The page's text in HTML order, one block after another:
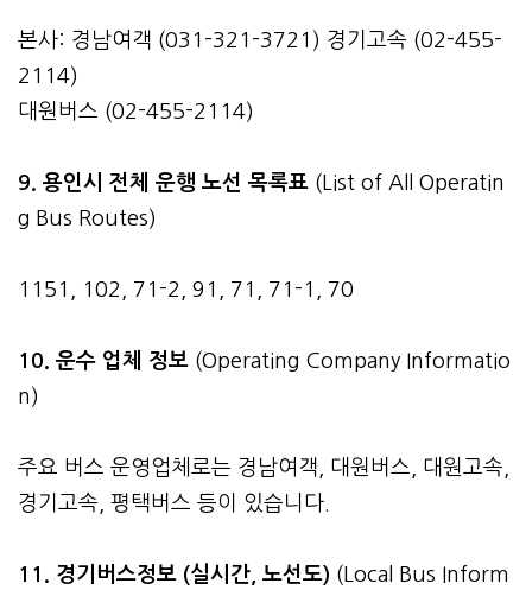
본사: 경남여객 (031-321-3721) 경기고속 (02-455-
2114)
대원버스 (02-455-2114)
9. 용인시 전체 운행 노선 목록표 (List of All Operatin
g Bus Routes)
1151, 102, 71-2, 91, 71, 71-1, 70
10. 운수 업체 정보 (Operating Company Informatio
n)
주요 버스 운영업체로는 경남여객, 대원버스, 대원고속,
경기고속, 평택버스 등이 있습니다.
11. 경기버스정보 (실시간, 노선도) (Local Bus Inform